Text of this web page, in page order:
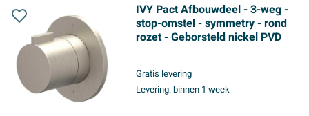
IVY Pact Afbouwdeel - 3-weg -
stop-omstel - symmetry - rond
rozet - Geborsteld nickel PVD
Gratis levering
Levering:binnen 1 week